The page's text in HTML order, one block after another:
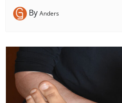
By Anders